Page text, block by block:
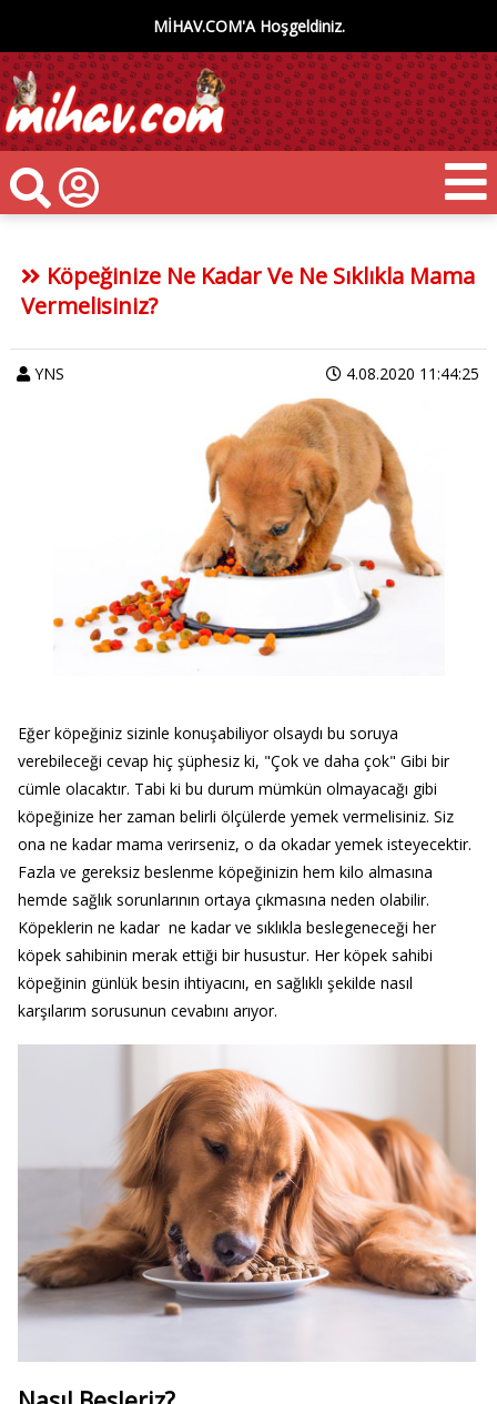
MİHAV.COM'A Hoşgeldiniz.
Köpeğinize Ne Kadar Ve Ne Sıklıkla Mama
Vermelisiniz?
YNS 4.08.2020 11:44:25
Eğer köpeğiniz sizinle konuşabiliyor olsaydı bu soruya
verebileceği cevap hiç şüphesiz ki, "Çok ve daha çok" Gibi bir
cümle olacaktır. Tabi ki bu durum mümkün olmayacağı gibi
köpeğinize her zaman belirli ölçülerde yemek vermelisiniz. Siz
ona ne kadar mama verirseniz, o da okadar yemek isteyecektir.
Fazla ve gereksiz beslenme köpeğinizin hem kilo almasına
hemde sağlık sorunlarının ortaya çıkmasına neden olabilir.
Köpeklerin ne kadar ne kadar ve sıklıkla beslegeneceği her
köpek sahibinin merak ettiği bir husustur. Her köpek sahibi
köpeğinin günlük besin ihtiyacını, en sağlıklı şekilde nasıl
karşılarım sorusunun cevabını arıyor.